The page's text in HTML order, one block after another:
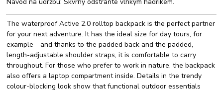
The waterproof Active 2.0 rolltop backpack is the perfect partner
for your next adventure. It has the ideal size for day tours, for
example - and thanks to the padded back and the padded,
length-adjustable shoulder straps, it is comfortable to carry
throughout. For those who prefer to work in nature, the backpack
also offers a laptop compartment inside. Details in the trendy
colour-blocking look show that functional outdoor essentials